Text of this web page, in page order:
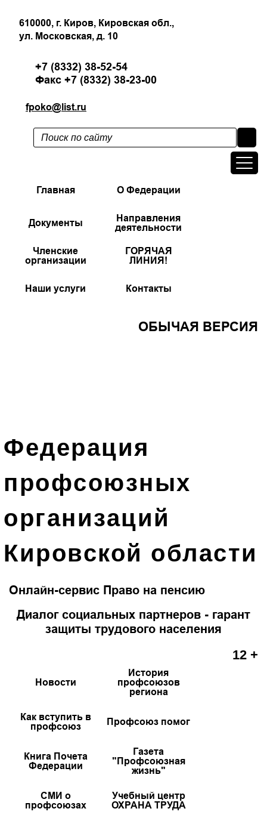
610000, г. Киров, Кировская обл.,
ул. Московская, д. 10
+7 (8332) 38-52-54
Факс +7 (8332) 38-23-00
fpoko@list.ru
Главная О Федерации
Документы
Направления
деятельности
Членские
организации
ГОРЯЧАЯ
ЛИНИЯ!
Наши услуги Контакты
ОБЫЧАЯ ВЕРСИЯ
Федерация
профсоюзных
организаций
Кировской области
Онлайн-сервис Право на пенсию
Диалог социальных партнеров - гарант
защиты трудового населения
12 +
Новости
История
профсоюзов
региона
Как вступить в
профсоюз
Профсоюз помог
Книга Почета
Федерации
Газета
"Профсоюзная
жизнь"
СМИ о
профсоюзах
Учебный центр
ОХРАНА ТРУДА